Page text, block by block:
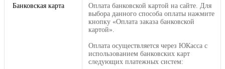
Банковская карта
Оплата банковской картой на сайте. Для
выбора данного способа оплаты нажмите
кнопку «Оплата заказа банковской
картой».
Оплата осуществляется через ЮКасса с
использованием банковских карт
следующих платежных систем: